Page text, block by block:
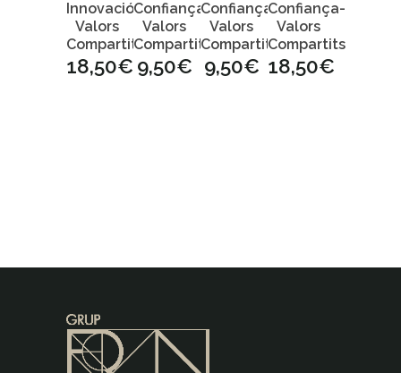
Innovació-
Valors
Compartits
18,50€
Confiança-
Valors
Compartits
9,50€
Confiança-
Valors
Compartits
9,50€
Confiança-
Valors
Compartits
18,50€